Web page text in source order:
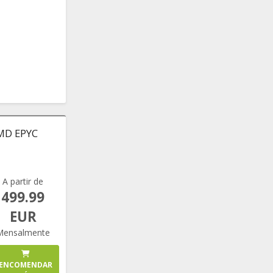
EPYC
A partir de
499.99
EUR
ENCOMENDAR